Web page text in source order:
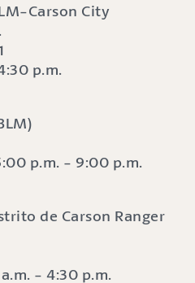
Carson City
p.m.
p.m. - 9:00 p.m.
de Carson Ranger
- 4:30 p.m.